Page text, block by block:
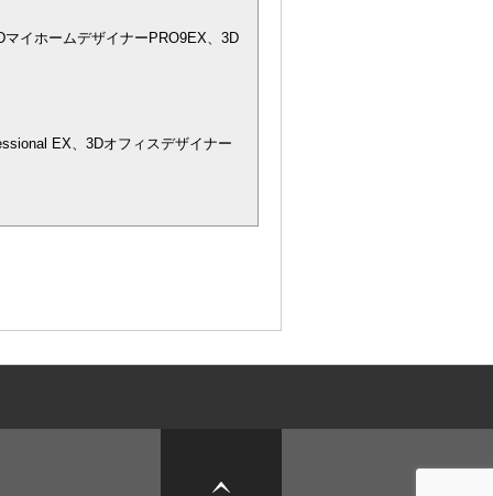
イホームデザイナーPRO9EX、3D
EX、3Dオフィスデザイナー